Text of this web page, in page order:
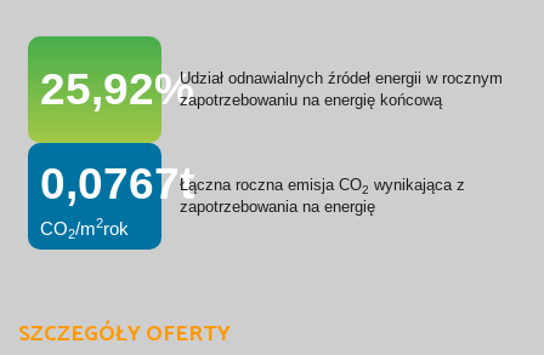
25,92%Udział odnawialnych źródeł energii w rocznym
zapotrzebowaniu na energię końcową
0,0767t
CO2/m2rok
Łączna roczna emisja CO2 wynikająca z
zapotrzebowania na energię
SZCZEGÓŁY OFERTY